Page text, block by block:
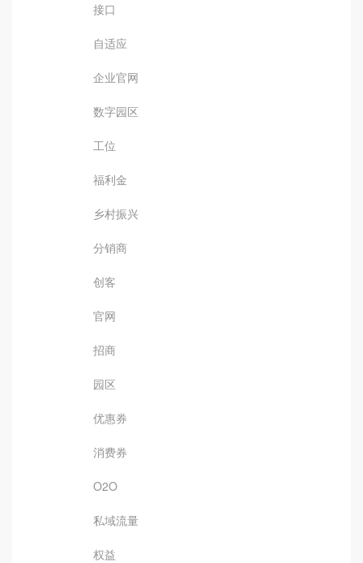
接口
自适应
企业官网
数字园区
工位
福利金
乡村振兴
分销商
创客
官网
招商
园区
优惠券
消费券
O2O
私域流量
权益